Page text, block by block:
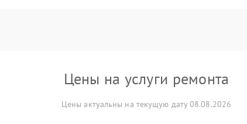
Цены на услуги ремонта
Цены актуальны на текущую дату 08.08.2026